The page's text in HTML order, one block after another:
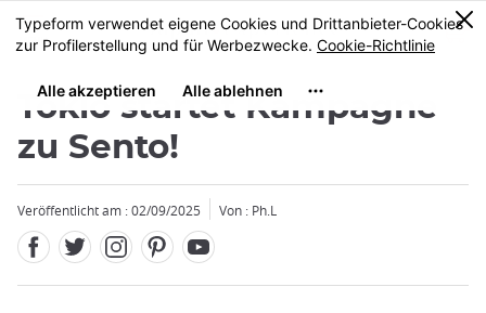
Größe
MENU
0
Tokio startet Kampagne
zu Sento!
Veröffentlicht am : 02/09/2025 Von : Ph.L